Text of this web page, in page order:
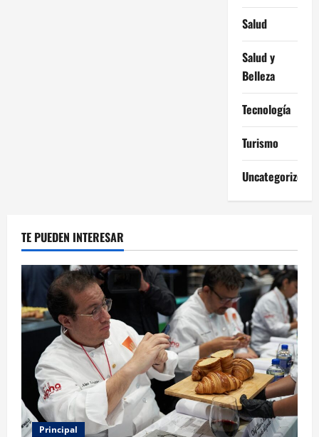
Salud
Salud y
Belleza
Tecnología
Turismo
Uncategorized
TE PUEDEN INTERESAR
Principal